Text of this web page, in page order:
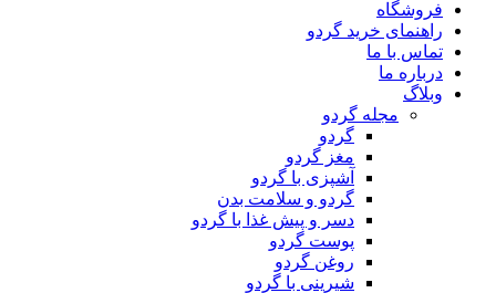
فروشگاه
راهنمای خرید گردو
تماس با ما
درباره ما
وبلاگ
مجله گردو
گردو
مغز گردو
آشپزی با گردو
گردو و سلامت بدن
دسر و پیش غذا با گردو
پوست گردو
روغن گردو
شیرینی با گردو